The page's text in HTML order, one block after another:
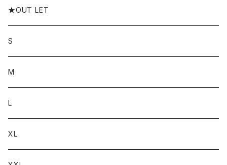
★OUT LET
S
M
L
XL